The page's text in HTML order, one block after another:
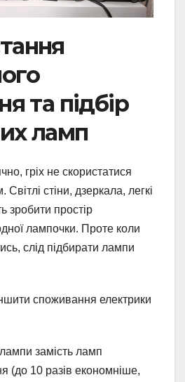
та підбір
ламп
гріх не скористатися
стіни, дзеркала, легкі
зробити простір
лампочки. Проте коли
слід підбирати лампи
споживання електрики
замість ламп
(до 10 разів економніше,